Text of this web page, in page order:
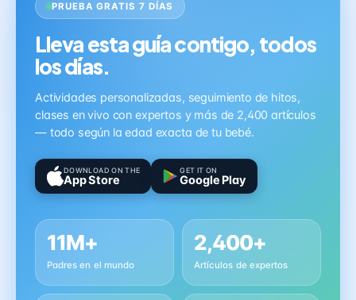
PRUEBA GRATIS 7 DÍAS
Lleva esta guía contigo, todos
los días.
Actividades personalizadas, seguimiento de hitos,
clases en vivo con expertos y más de 2,400 artículos
— todo según la edad exacta de tu bebé.
DOWNLOAD ON THE
App Store
GET IT ON
Google Play
11M+
Padres en el mundo
2,400+
Artículos de expertos